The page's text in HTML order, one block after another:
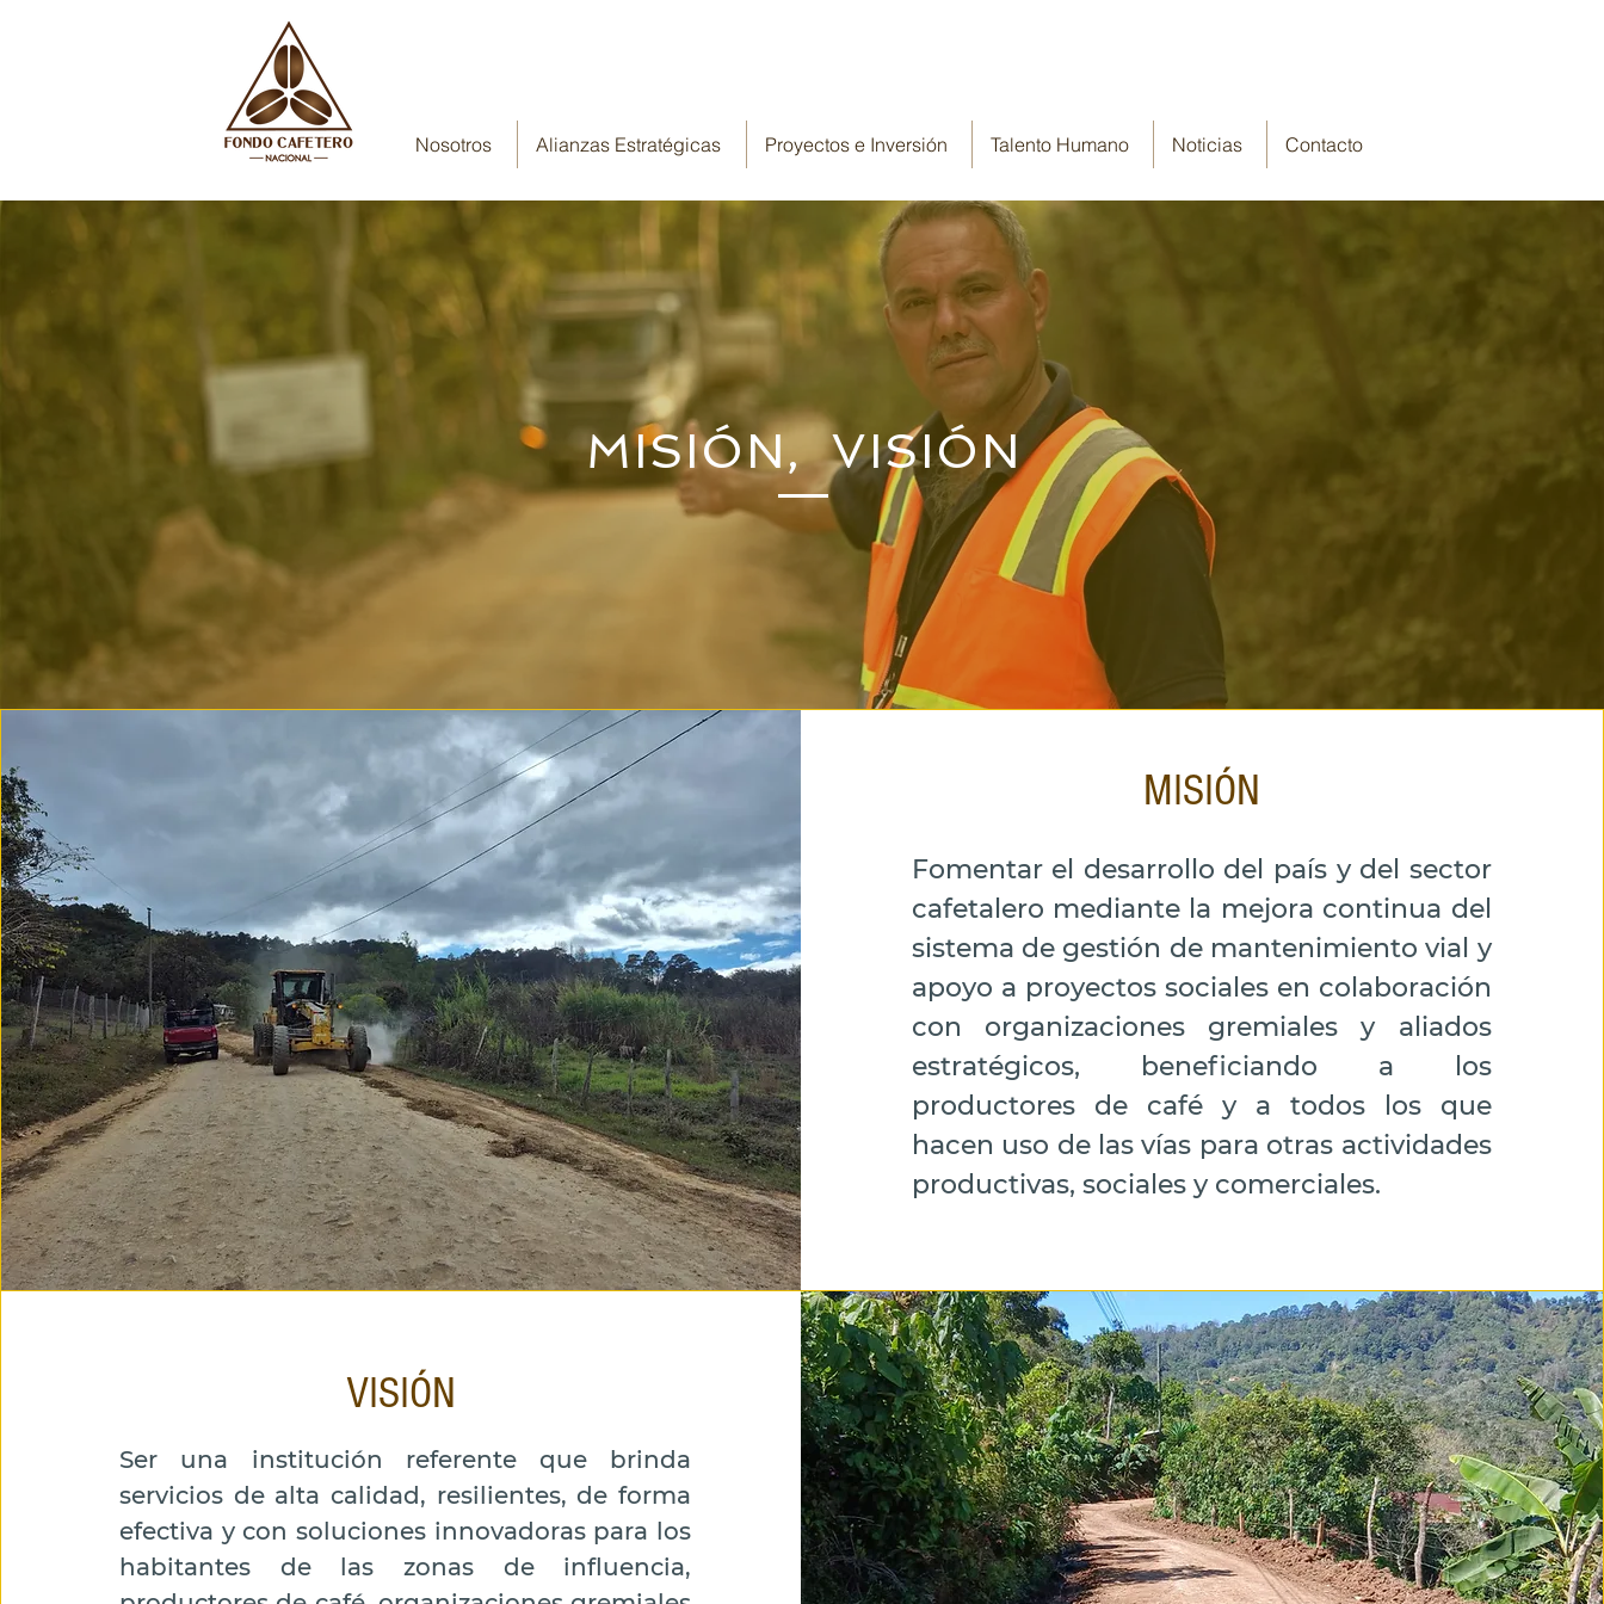
Nosotros Alianzas Estratégicas Proyectos e Inversión Talento Humano Noticias Contacto
MISIÓN, VISIÓN
MISIÓN
Fomentar el desarrollo del país y del sector
cafetalero mediante la mejora continua del
sistema de gestión de mantenimiento vial y
apoyo a proyectos sociales en colaboración
con organizaciones gremiales y aliados
estratégicos, beneficiando a los
productores de café y a todos los que
hacen uso de las vías para otras actividades
productivas, sociales y comerciales.
VISIÓN
Ser una institución referente que brinda
servicios de alta calidad, resilientes, de forma
efectiva y con soluciones innovadoras para los
habitantes de las zonas de influencia,